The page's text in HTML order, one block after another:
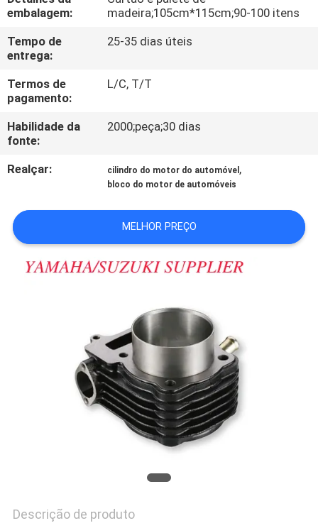
CONTACTE-
NOS
PEÇA
CITAÇÕES
MAPA
DO
embalagem:
madeira;105cm*115cm;90-100 itens
Tempo de
entrega:
25-35 dias úteis
Termos de
pagamento:
L/C, T/T
Habilidade da
fonte:
2000;peça;30 dias
Realçar: cilindro do motor do automóvel ,
bloco do motor de automóveis
MELHOR PREÇO
Descrição de produto